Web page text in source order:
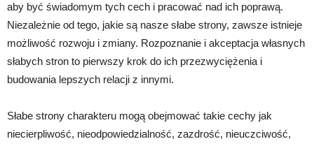
aby być świadomym tych cech i pracować nad ich poprawą.
Niezależnie od tego, jakie są nasze słabe strony, zawsze istnieje
możliwość rozwoju i zmiany. Rozpoznanie i akceptacja własnych
słabych stron to pierwszy krok do ich przezwyciężenia i
budowania lepszych relacji z innymi.
Słabe strony charakteru mogą obejmować takie cechy jak
niecierpliwość, nieodpowiedzialność, zazdrość, nieuczciwość,